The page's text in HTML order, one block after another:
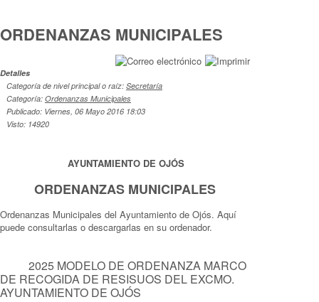
ORDENANZAS MUNICIPALES
Detalles
Categoría de nivel principal o raíz: Secretaría
Categoría: Ordenanzas Municipales
Publicado: Viernes, 06 Mayo 2016 18:03
Visto: 14920
AYUNTAMIENTO DE OJÓS
ORDENANZAS MUNICIPALES
Ordenanzas Municipales del Ayuntamiento de Ojós. Aquí
puede consultarlas o descargarlas en su ordenador.
2025 MODELO DE ORDENANZA MARCO
DE RECOGIDA DE RESISUOS DEL EXCMO.
AYUNTAMIENTO DE OJÓS